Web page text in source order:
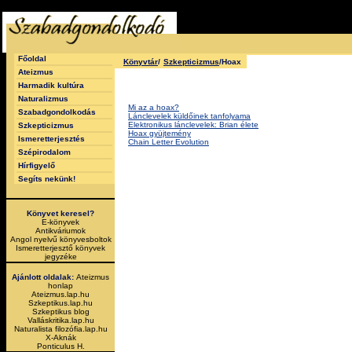
Főoldal
Ateizmus
Harmadik kultúra
Naturalizmus
Szabadgondolkodás
Szkepticizmus
Ismeretterjesztés
Szépirodalom
Hírfigyelő
Segíts nekünk!
Könyvet keresel?
E-könyvek
Antikváriumok
Angol nyelvű könyvesboltok
Ismeretterjesztő könyvek
jegyzéke
Ajánlott oldalak: Ateizmus
honlap
Ateizmus.lap.hu
Szkeptikus.lap.hu
Szkeptikus blog
Valláskritika.lap.hu
Naturalista filozófia.lap.hu
X-Aknák
Ponticulus H.
Könyvtár/ Szkepticizmus/Hoax
Mi az a hoax?
Lánclevelek küldőinek tanfolyama
Elektronikus lánclevelek: Brian élete
Hoax gyüjtemény
Chain Letter Evolution